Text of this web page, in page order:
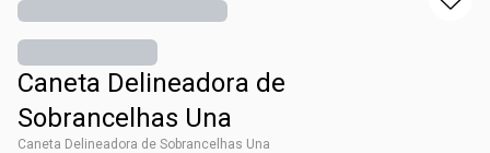
Caneta Delineadora de
Sobrancelhas Una
Caneta Delineadora de Sobrancelhas Una